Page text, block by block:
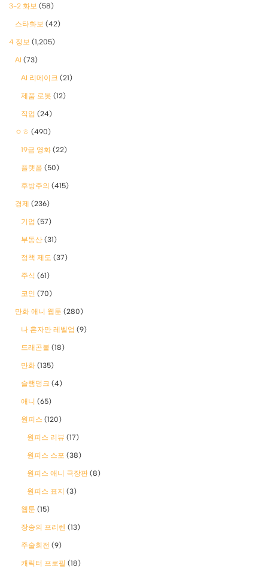
3-2 화보 (58)
스타화보 (42)
4 정보 (1,205)
AI (73)
AI 리메이크 (21)
제품 로봇 (12)
직업 (24)
ㅇㅎ (490)
19금 영화 (22)
플랫폼 (50)
후방주의 (415)
경제 (236)
기업 (57)
부동산 (31)
정책 제도 (37)
주식 (61)
코인 (70)
만화 애니 웹툰 (280)
나 혼자만 레벨업 (9)
드래곤볼 (18)
만화 (135)
슬램덩크 (4)
애니 (65)
원피스 (120)
원피스 리뷰 (17)
원피스 스포 (38)
원피스 애니 극장판 (8)
원피스 표지 (3)
웹툰 (15)
장송의 프리렌 (13)
주술회전 (9)
캐릭터 프로필 (18)